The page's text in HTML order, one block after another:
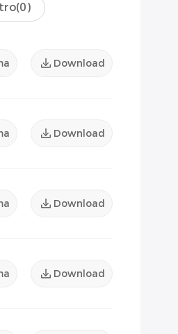
(0)
Download
Download
Download
Download